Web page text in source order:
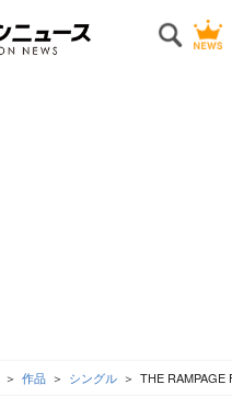
作品 シングル THE RAMPAGE